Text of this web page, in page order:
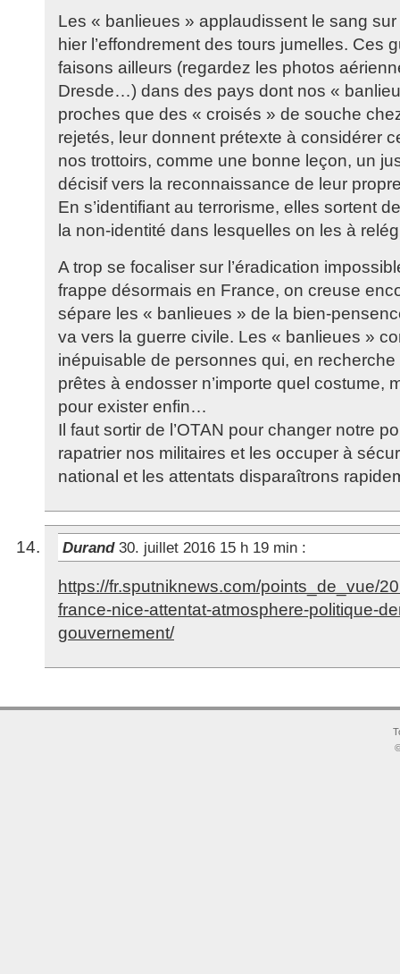
Les « banlieues » applaudissent le sang
hier l’effondrement des tours jumelles. Ces
faisons ailleurs (regardez les photos
Dresde…) dans des pays dont nos «
proches que des « croisés » de souche
rejetés, leur donnent prétexte à considérer
nos trottoirs, comme une bonne leçon, un
décisif vers la reconnaissance de leur
En s’identifiant au terrorisme, elles sortent
la non-identité dans lesquelles on les à
A trop se focaliser sur l’éradication
frappe désormais en France, on creuse
sépare les « banlieues » de la bien-
va vers la guerre civile. Les « banlieues »
inépuisable de personnes qui, en recherche
prêtes à endosser n’importe quel costume,
pour exister enfin…
Il faut sortir de l’OTAN pour changer notre
rapatrier nos militaires et les occuper à
national et les attentats disparaîtrons
Durand 30. juillet 2016 15 h 19 min :
https://fr.sputniknews.com/points_de_vue/
france-nice-attentat-atmosphere-politique-
gouvernement/